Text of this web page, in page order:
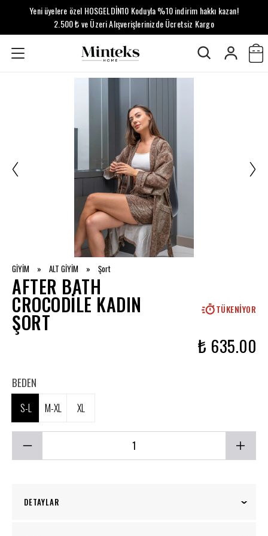
Yeni üyelere özel HOSGELDİN10 Koduyla %10 indirim hakkı kazan!
2.500 ₺ ve Üzeri Alışverişlerinizde Ücretsiz Kargo
GİYİM » ALT GİYİM » Şort
AFTER BATH
CROCODILE KADIN
ŞORT TÜKENIYOR
₺ 635.00
BEDEN
S-L M-XL XL
DETAYLAR